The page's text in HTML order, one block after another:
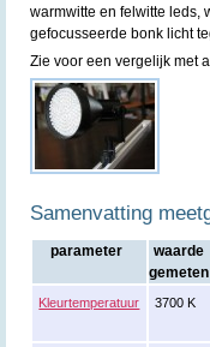
warmwitte en felwitte leds,
gefocusseerde bonk licht
Zie voor een vergelijk met
Samenvatting
parameter
waarde
gemeten
Kleurtemperatuur 3700 K